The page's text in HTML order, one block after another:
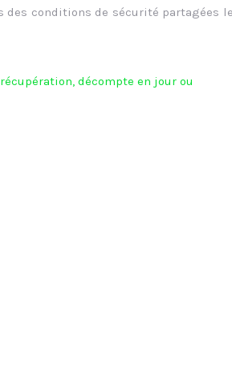
des conditions de sécurité
décompte en jour ou